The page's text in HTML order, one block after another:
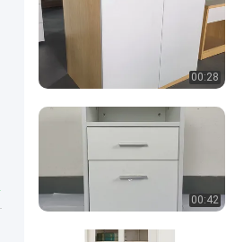
00:28
00:42